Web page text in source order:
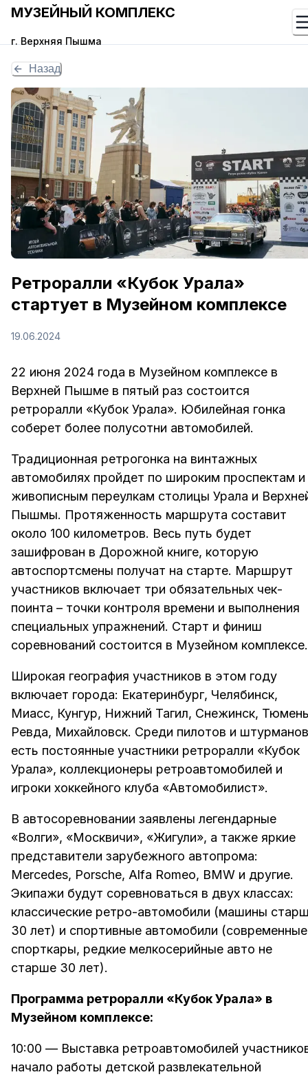
МУЗЕЙНЫЙ КОМПЛЕКС
г. Верхняя Пышма
Назад
Ретроралли «Кубок Урала»
стартует в Музейном комплексе
19.06.2024
22 июня 2024 года в Музейном комплексе в
Верхней Пышме в пятый раз состоится
ретроралли «Кубок Урала». Юбилейная гонка
соберет более полусотни автомобилей.
Традиционная ретрогонка на винтажных
автомобилях пройдет по широким проспектам и
живописным переулкам столицы Урала и
Пышмы. Протяженность маршрута составит
около 100 километров. Весь путь будет
зашифрован в Дорожной книге, которую
автоспортсмены получат на старте. Маршрут
участников включает три обязательных чек-
поинта – точки контроля времени и выполнения
специальных упражнений. Старт и финиш
соревнований состоится в Музейном комплексе.
Широкая география участников в этом году
включает города: Екатеринбург, Челябинск,
Миасс, Кунгур, Нижний Тагил, Снежинск,
Ревда, Михайловск. Среди пилотов и штурманов
есть постоянные участники ретроралли «Кубок
Урала», коллекционеры ретроавтомобилей и
игроки хоккейного клуба «Автомобилист».
В автосоревновании заявлены легендарные
«Волги», «Москвичи», «Жигули», а также яркие
представители зарубежного автопрома:
Mercedes, Porsche, Alfa Romeo, BMW и другие.
Экипажи будут соревноваться в двух классах:
классические ретро-автомобили (машины
30 лет) и спортивные автомобили (современные
спорткары, редкие мелкосерийные авто не
старше 30 лет).
Программа ретроралли «Кубок Урала» в
Музейном комплексе:
10:00 — Выставка ретроавтомобилей
начало работы детской развлекательной